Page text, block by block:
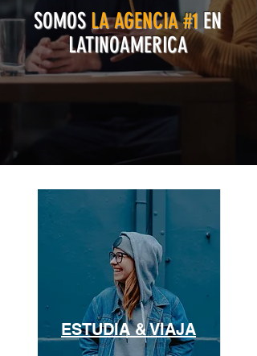
SOMOSLA AGENCIA #1 EN
LATINOAMERICA
ESTUDIA & VIAJA